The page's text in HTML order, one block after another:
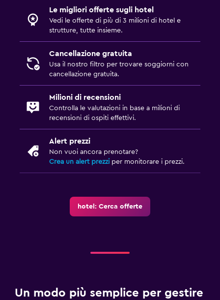
Salute e sicurezza
Pulizia quotidiana
Kit di pronto soccorso
Videosorveglianza nelle aree comuni
Videosorveglianza all'esterno della struttura
Parcheggio e trasporti
Parcheggio gratuito
Parcheggio privato
Media e intrattenimento
Le migliori offerte sugli hotel
Vedi le offerte di più di 3 milioni di hotel e
strutture, tutte insieme.
Cancellazione gratuita
Usa il nostro filtro per trovare soggiorni con
cancellazione gratuita.
Milioni di recensioni
Controlla le valutazioni in base a milioni di
recensioni di ospiti effettivi.
Alert prezzi
Non vuoi ancora prenotare?
Crea un alert prezzi per monitorare i prezzi.
hotel: Cerca offerte
Un modo più semplice per gestire